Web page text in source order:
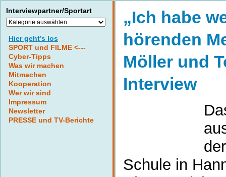
Interviewpartner/Sportart
Interviewpartner/Sportart
Hier geht’s los
SPORT und FILME <---
Cyber-Tipps
Was wir machen
Mitmachen
Kooperation
Wer wir sind
Impressum
Newsletter
PRESSE und TV-Berichte
„Ich habe
hörenden
Möller und
Interview
Schule in